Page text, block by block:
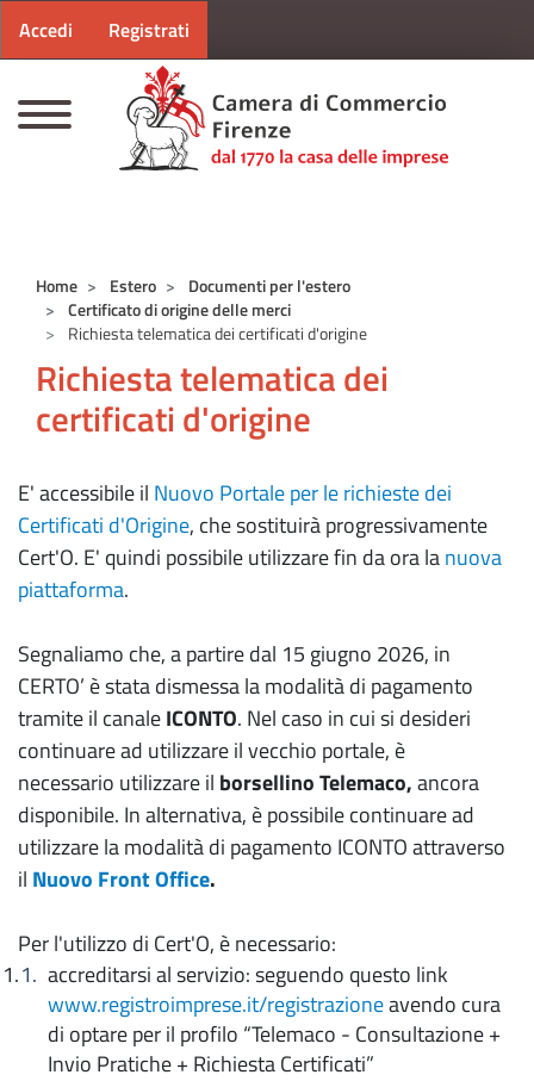
Menu profilo utente
Accedi Registrati
Home Estero
Documenti per l'estero
Certificato di origine delle merci
Richiesta telematica dei certificati d'origine
Richiesta telematica dei
certificati d'origine
E' accessibile il Nuovo Portale per le richieste dei
Certificati d'Origine, che sostituirà progressivamente
Cert'O. E' quindi possibile utilizzare fin da ora lanuova
piattaforma.
Segnaliamo che, a partire dal 15 giugno 2026, in
CERTO’ è stata dismessa la modalità di pagamento
tramite il canaleICONTO. Nel caso in cui si desideri
continuare ad utilizzare il vecchio portale, è
necessario utilizzare il borsellino Telemaco,ancora
disponibile. In alternativa, è possibile continuare ad
utilizzare la modalità di pagamento ICONTO attraverso
il Nuovo Front Office.
Per l'utilizzo di Cert'O, è necessario:
accreditarsi al servizio: seguendo questo link
www.registroimprese.it/registrazioneavendo cura
di optare per il profilo “Telemaco - Consultazione +
Invio Pratiche + Richiesta Certificati”